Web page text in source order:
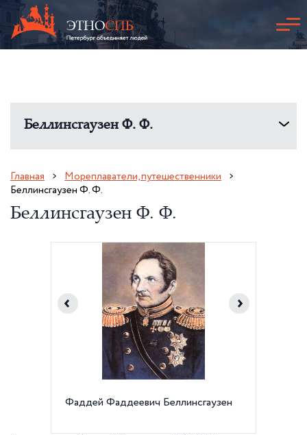
Беллинсгаузен Ф. Ф.
Главная
Мореплаватели, путешественники
Беллинсгаузен Ф. Ф.
Беллинсгаузен Ф. Ф.
Фаддей Фаддеевич Беллинсгаузен